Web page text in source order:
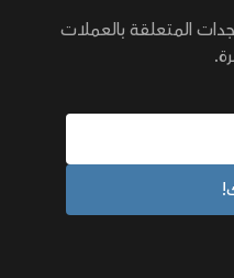
المتعلقة بالعملات